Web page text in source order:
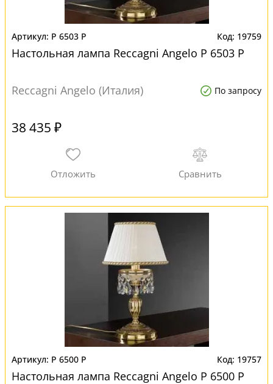
P 6503 P 19759
Настольная лампа Reccagni Angelo P 6503 P
Reccagni Angelo (Италия) По запросу
38 435 ₽
P 6500 P 19757
Настольная лампа Reccagni Angelo P 6500 P